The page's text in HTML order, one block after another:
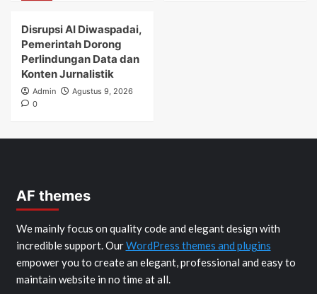
Disrupsi AI Diwaspadai,
Pemerintah Dorong
Perlindungan Data dan
Konten Jurnalistik
Admin
Agustus 9, 2026
0
AF themes
We mainly focus on quality code and elegant design with
incredible support. OurWordPress themes and plugins
empower you to create an elegant, professional and easy to
maintain website in no time at all.